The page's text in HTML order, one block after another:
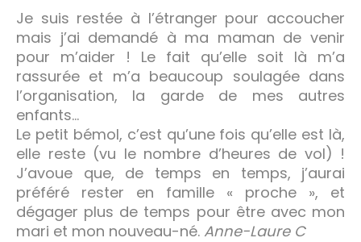
Je suis restée à l’étranger pour accoucher
mais j’ai demandé à ma maman de venir
pour m’aider ! Le fait qu’elle soit là m’a
rassurée et m’a beaucoup soulagée dans
l’organisation, la garde de mes autres
enfants…
Le petit bémol, c’est qu’une fois qu’elle est là,
elle reste (vu le nombre d’heures de vol) !
J’avoue que, de temps en temps, j’aurai
préféré rester en famille « proche », et
dégager plus de temps pour être avec mon
mari et mon nouveau-né. Anne-Laure C